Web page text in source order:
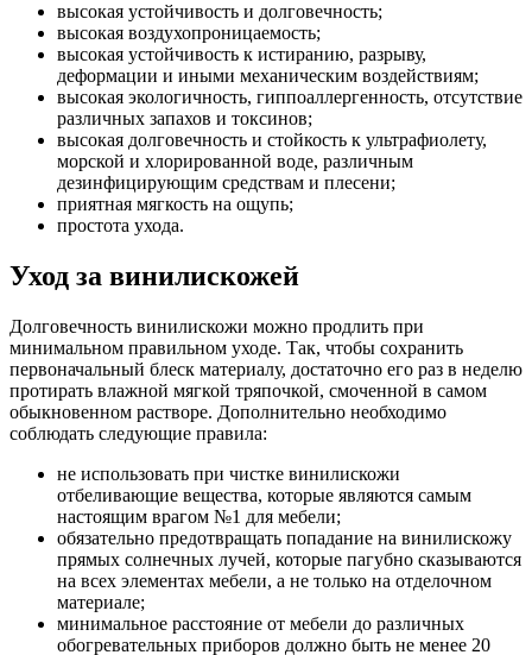
высокая устойчивость и долговечность;
высокая воздухопроницаемость;
высокая устойчивость к истиранию, разрыву,
деформации и иными механическим воздействиям;
высокая экологичность, гиппоаллергенность, отсутствие
различных запахов и токсинов;
высокая долговечность и стойкость к ультрафиолету,
морской и хлорированной воде, различным
дезинфицирующим средствам и плесени;
приятная мягкость на ощупь;
простота ухода.
Уход за винилискожей
Долговечность винилискожи можно продлить при
минимальном правильном уходе. Так, чтобы сохранить
первоначальный блеск материалу, достаточно его раз в неделю
протирать влажной мягкой тряпочкой, смоченной в самом
обыкновенном растворе. Дополнительно необходимо
соблюдать следующие правила:
не использовать при чистке винилискожи
отбеливающие вещества, которые являются самым
настоящим врагом №1 для мебели;
обязательно предотвращать попадание на винилискожу
прямых солнечных лучей, которые пагубно сказываются
на всех элементах мебели, а не только на отделочном
материале;
минимальное расстояние от мебели до различных
обогревательных приборов должно быть не менее 20